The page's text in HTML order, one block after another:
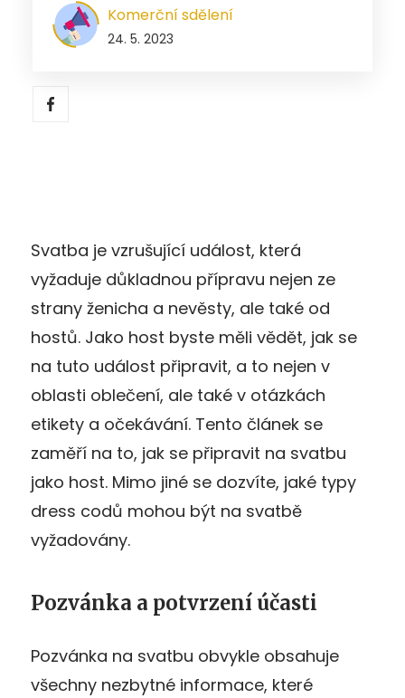
Komerční sdělení
24. 5. 2023
Svatba je vzrušující událost, která
vyžaduje důkladnou přípravu nejen ze
strany ženicha a nevěsty, ale také od
hostů. Jako host byste měli vědět, jak se
na tuto událost připravit, a to nejen v
oblasti oblečení, ale také v otázkách
etikety a očekávání. Tento článek se
zaměří na to, jak se připravit na svatbu
jako host. Mimo jiné se dozvíte, jaké typy
dress codů mohou být na svatbě
vyžadovány.
Pozvánka a potvrzení účasti
Pozvánka na svatbu obvykle obsahuje
všechny nezbytné informace, které